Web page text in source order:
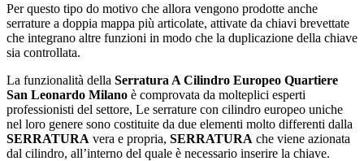
Per questo tipo do motivo che allora vengono prodotte anche
serrature a doppia mappa più articolate, attivate da chiavi brevettate
che integrano altre funzioni in modo che la duplicazione della chiave
sia controllata.
La funzionalità della Serratura A Cilindro Europeo Quartiere
San Leonardo Milano è comprovata da molteplici esperti
professionisti del settore, Le serrature con cilindro europeo uniche
nel loro genere sono costituite da due elementi molto differenti dalla
SERRATURA vera e propria, SERRATURA che viene azionata
dal cilindro, all’interno del quale è necessario inserire la chiave.